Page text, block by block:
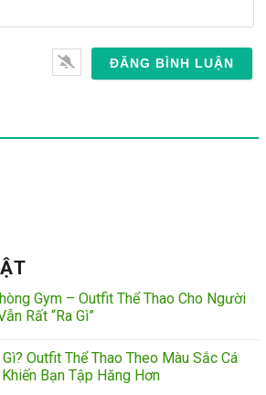
Gym – Outfit Thể Thao Cho Người
Rất “Ra Gì”
Outfit Thể Thao Theo Màu Sắc Cá
Bạn Tập Hăng Hơn